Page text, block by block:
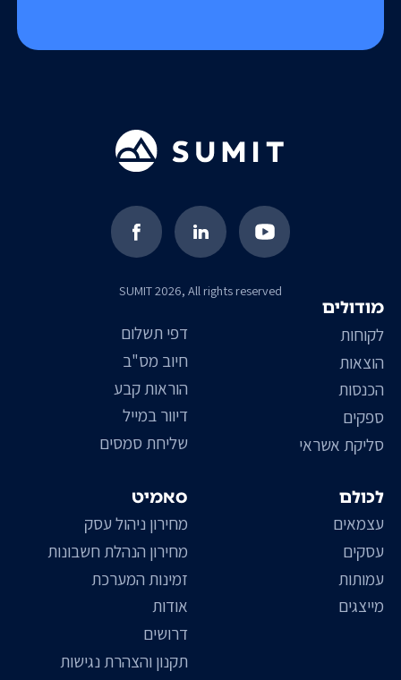
SUMIT 2026, All rights reserved
סאמיט
מחירון ניהול עסק
מחירון הנהלת חשבונות
זמינות המערכת
אודות
דרושים
תקנון והצהרת נגישות
דפי תשלום
חיוב מס"ב
הוראות קבע
דיוור במייל
שליחת סמסים
מודולים
לקוחות
הוצאות
הכנסות
ספקים
סליקת אשראי
לכולם
עצמאים
עסקים
עמותות
מייצגים